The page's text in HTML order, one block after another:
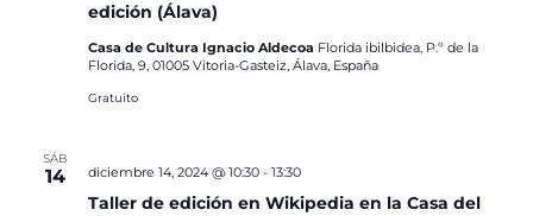
edición (Álava)
Casa de Cultura Ignacio Aldecoa Florida ibilbidea, P.º de la
Florida, 9, 01005 Vitoria-Gasteiz, Álava, España
Gratuito
SÁB
14
Taller de edición en Wikipedia en la Casa del
diciembre 14, 2024 @ 10:30- 13:30